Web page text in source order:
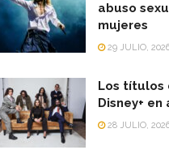
abuso
mujeres
29 JULIO,
Los títulos
Disney+
28 JULIO,